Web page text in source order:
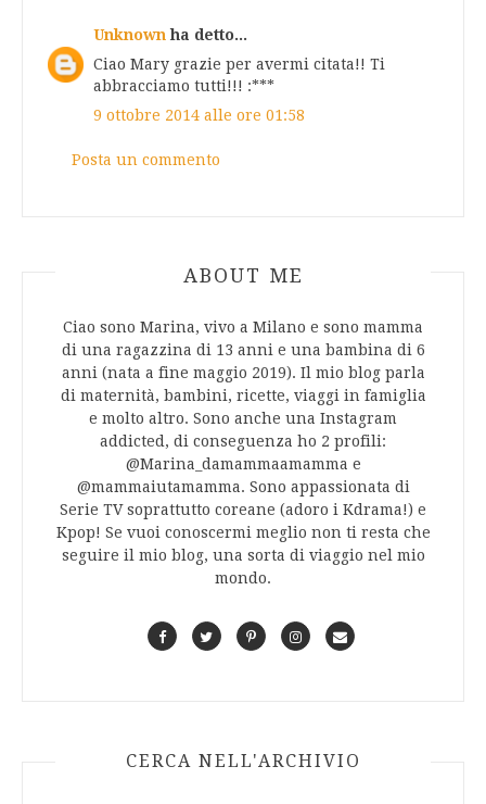
Unknown ha detto...
Ciao Mary grazie per avermi citata!! Ti
abbracciamo tutti!!! :***
9 ottobre 2014 alle ore 01:58
Posta un commento
ABOUT AUTHOR
ABOUT ME
Ciao sono Marina, vivo a Milano e sono mamma
di una ragazzina di 13 anni e una bambina di 6
anni (nata a fine maggio 2019). Il mio blog parla
di maternità, bambini, ricette, viaggi in famiglia
e molto altro. Sono anche una Instagram
addicted, di conseguenza ho 2 profili:
@Marina_damammaamamma e
@mammaiutamamma. Sono appassionata di
Serie TV soprattutto coreane (adoro i Kdrama!) e
Kpop! Se vuoi conoscermi meglio non ti resta che
seguire il mio blog, una sorta di viaggio nel mio
mondo.
F
o
T
r
P
e
I
r
C
t
CERCA NELL'ARCHIVIO